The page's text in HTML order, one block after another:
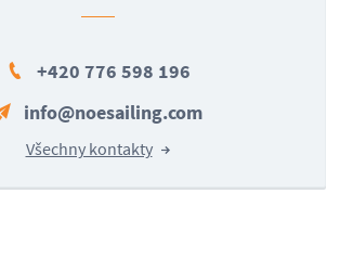
+420 776 598 196
info@noesailing.com
Všechny kontakty